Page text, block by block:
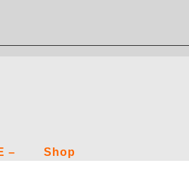
– Shop